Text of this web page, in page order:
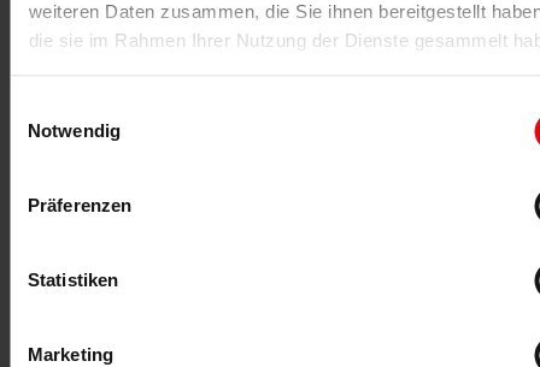
weiteren Daten zusammen, die Sie ihnen bereitgestellt
die sie im Rahmen Ihrer Nutzung der Dienste gesammelt
Notwendig
Präferenzen
Statistiken
Marketing